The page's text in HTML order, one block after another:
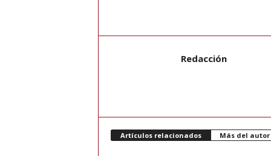
Redacción
Artículos relacionados Más del autor